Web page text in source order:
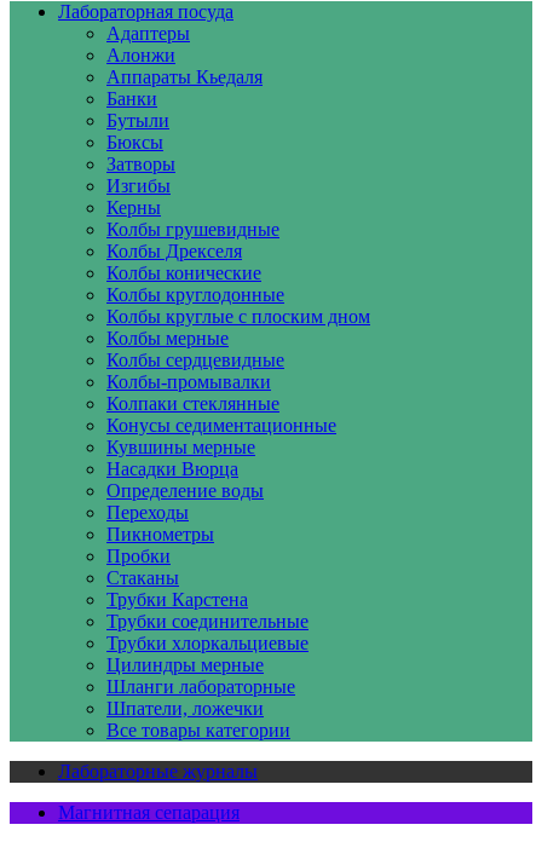
Лабораторная посуда
Адаптеры
Алонжи
Аппараты Кьедаля
Банки
Бутыли
Бюксы
Затворы
Изгибы
Керны
Колбы грушевидные
Колбы Дрекселя
Колбы конические
Колбы круглодонные
Колбы круглые с плоским дном
Колбы мерные
Колбы сердцевидные
Колбы-промывалки
Колпаки стеклянные
Конусы седиментационные
Кувшины мерные
Насадки Вюрца
Определение воды
Переходы
Пикнометры
Пробки
Стаканы
Трубки Карстена
Трубки соединительные
Трубки хлоркальциевые
Цилиндры мерные
Шланги лабораторные
Шпатели, ложечки
Все товары категории
Лабораторные журналы
Магнитная сепарация